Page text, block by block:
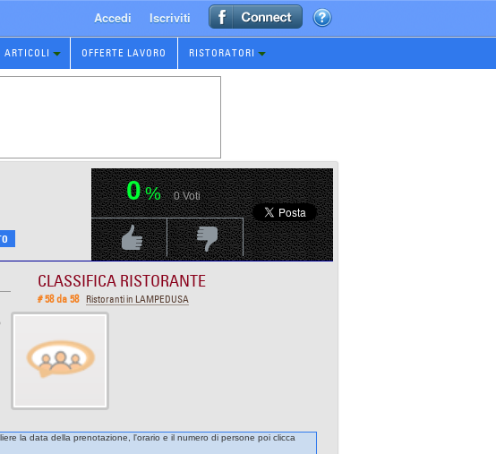
Accedi Iscriviti
ARTICOLI OFFERTE LAVORO RISTORATORI
0% 0Voti
Voti PositivoVoti Negativo
CLASSIFICA RISTORANTE
# 58 da 58 Ristoranti in LAMPEDUSA
la data della prenotazione, l'orario e il numero di persone poi clicca